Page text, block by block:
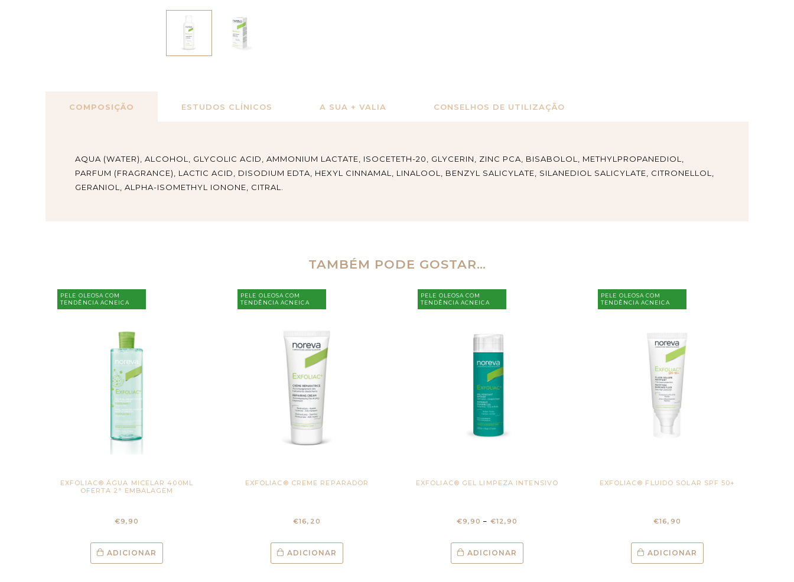
COMPOSIÇÃO ESTUDOS CLÍNICOS A SUA + VALIA CONSELHOS DE UTILIZAÇÃO
AQUA (WATER), ALCOHOL, GLYCOLIC ACID, AMMONIUM LACTATE, ISOCETETH-20, GLYCERIN, ZINC PCA, BISABOLOL, METHYLPROPANEDIOL,
PARFUM (FRAGRANCE), LACTIC ACID, DISODIUM EDTA, HEXYL CINNAMAL, LINALOOL, BENZYL SALICYLATE, SILANEDIOL SALICYLATE, CITRONELLOL,
GERANIOL, ALPHA-ISOMETHYL IONONE, CITRAL.
TAMBÉM PODE GOSTAR…
PELE OLEOSA COM
TENDÊNCIA ACNEICA
EXFOLIAC® ÁGUA MICELAR 400ML
OFERTA 2ª EMBALAGEM
€9,90
ADICIONAR
PELE OLEOSA COM
TENDÊNCIA ACNEICA
EXFOLIAC® CREME REPARADOR
€16,20
ADICIONAR
PELE OLEOSA COM
TENDÊNCIA ACNEICA
EXFOLIAC® GEL LIMPEZA INTENSIVO
€9,90 – €12,90
ADICIONAR
PELE OLEOSA COM
TENDÊNCIA ACNEICA
EXFOLIAC® FLUIDO SOLAR SPF 50+
€16,90
ADICIONAR